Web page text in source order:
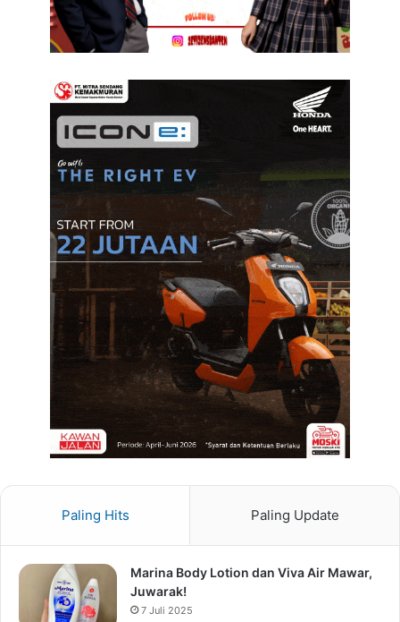
Paling Hits Paling Update
Marina Body Lotion dan Viva Air Mawar,
Juwarak!
7 Juli 2025